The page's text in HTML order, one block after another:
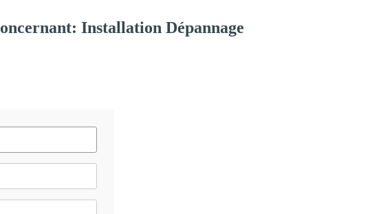
Installation Dépannage